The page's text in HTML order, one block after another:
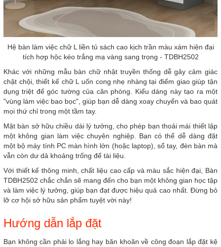
Hệ bàn làm việc chữ L liền tủ sách cao kịch trần màu xám hiện đại
tích hợp hộc kéo trắng mạ vàng sang trọng - TDBH2502
Khác với những mẫu bàn chữ nhật truyền thống dễ gây cảm giác
chật chội, thiết kế chữ L uốn cong nhẹ nhàng tại điểm giao giúp tận
dụng triệt để góc tường của căn phòng. Kiểu dáng này tạo ra một
"vùng làm việc bao bọc", giúp bạn dễ dàng xoay chuyển và bao quát
mọi thứ chỉ trong một tầm tay.
Mặt bàn sở hữu chiều dài lý tưởng, cho phép bạn thoải mái thiết lập
một không gian làm việc chuyên nghiệp. Bạn có thể dễ dàng đặt
một bộ máy tính PC màn hình lớn (hoặc laptop), sổ tay, đèn bàn mà
vẫn còn dư dả khoảng trống để tài liệu.
Với thiết kế thông minh, chất liệu cao cấp và màu sắc hiện đại, Bàn
TDBH2502 chắc chắn sẽ mang đến cho bạn một không gian học tập
và làm việc lý tưởng, giúp bạn đạt được hiệu quả cao nhất. Đừng bỏ
lỡ cơ hội sở hữu sản phẩm tuyệt vời này!
Hướng dẫn lắp đặt
Bạn không cần phải lo lắng hay băn khoăn về công đoạn lắp đặt kệ